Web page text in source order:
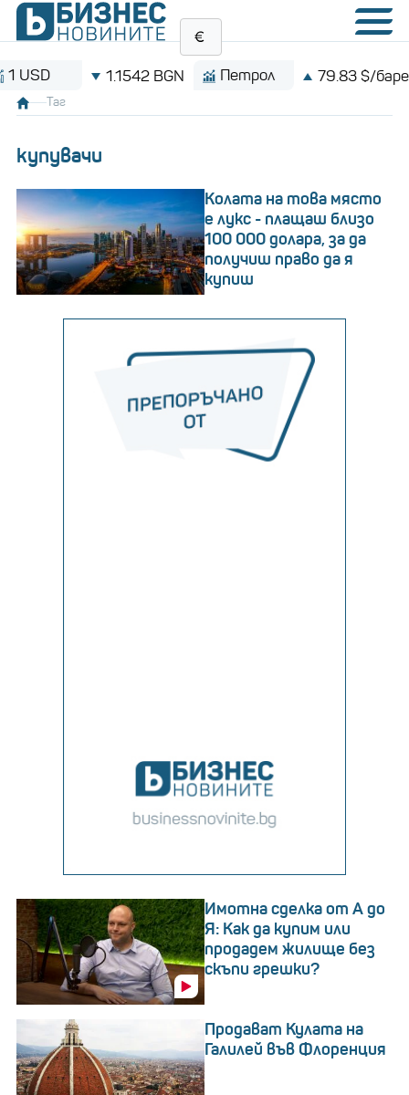
1.1542 BGN Петрол 79.83 $/барел
Таг
купувачи
Колата на това място
е лукс - плащаш близо
100 000 долара, за да
получиш право да я
купиш
Имотна сделка от А до
Я: Как да купим или
продадем жилище без
скъпи грешки?
Продават Кулата на
Галилей във Флоренция